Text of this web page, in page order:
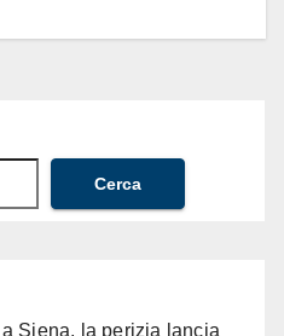
Cerca
Siena, la perizia lancia